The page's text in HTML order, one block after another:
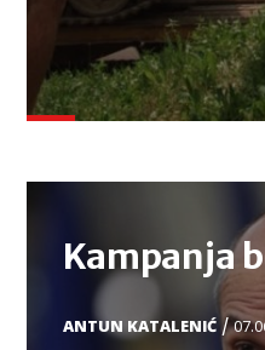
Kampanja
ANTUN KATALENIĆ /